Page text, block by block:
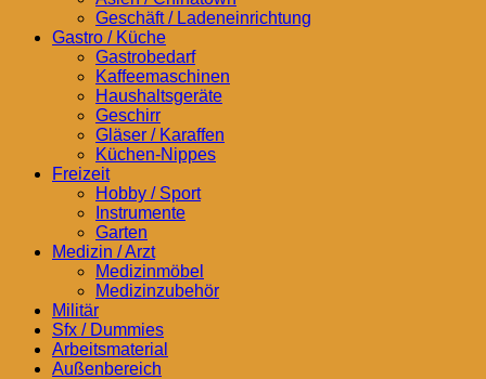
Geschäft / Ladeneinrichtung
Gastro / Küche
Gastrobedarf
Kaffeemaschinen
Haushaltsgeräte
Geschirr
Gläser / Karaffen
Küchen-Nippes
Freizeit
Hobby / Sport
Instrumente
Garten
Medizin / Arzt
Medizinmöbel
Medizinzubehör
Militär
Sfx / Dummies
Arbeitsmaterial
Außenbereich